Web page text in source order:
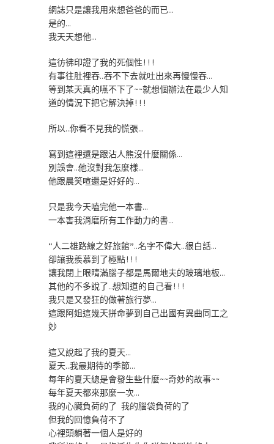
網誌只是讓我用來想爸爸的而已…
是的…
我天天想他…
這彷彿印證了我的死個性!!!
有事往肚裡吞…吞不下去就吐出來再慢慢吞…
等到某天真的嚥不下了~~就想個辦法在最少人知
道的情況下把它解決掉!!!
所以…你看不見我的慌張…
寫到這裡還是跟沾人熊沒什麼關係…
別誤會…他沒對我怎麼樣…
他跟晨笑喧還是好好的…
只是我今天嗑完他一本書…
一本害我消磨所有工作動力的書…
“人二雄路線之好旅館”…名字不偉大…很白話…
卻讓我羨慕到了極點!!!
讓我閉上眼睛滿腦子都是馬爾地夫的玻璃地板…
其他的不多說了…想知道的自己看!!!
我只是又發狂的做著旅行夢…
這跟阿姐這幾天拼命夢到自己出國有異曲同工之
妙
這又說起了我的夏天…
夏天…我最期待的季節…
每年的夏天總是會發生些什麼~~奇妙的故事~~
每年夏天都來那麼一次…
我的心臟負荷的了 我的腦袋負荷的了
但我的回憶負荷不了
心裡頭躺著一個人是好的